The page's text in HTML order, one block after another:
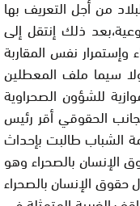
من أجل التعريف بها
ذلك إنتقل إلى
وإستمرار نفس المقاربة
سيما ملف المعطلين
للشؤون الصحراوية
الحقوقي أقر رئيس
الشباب طالبت بإحداث
الإنسان بالصحراء وهو
حقوق الإنسان بالصحراء